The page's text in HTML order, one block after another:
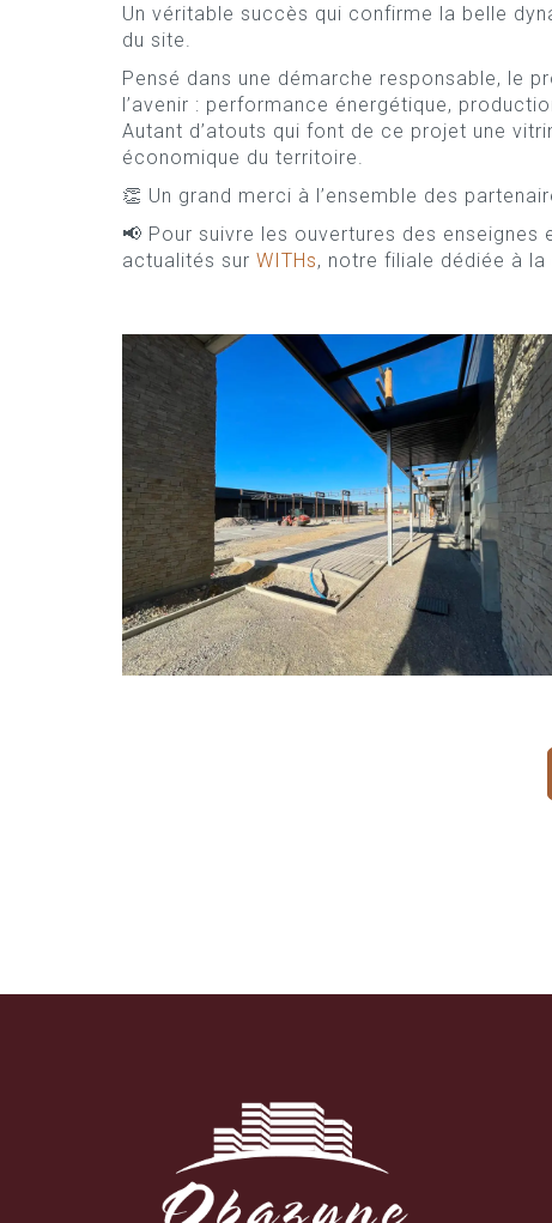
Un véritable succès qui confirme la belle
du site.
Pensé dans une démarche responsable, le
l’avenir : performance énergétique,
Autant d’atouts qui font de ce projet une
économique du territoire.
👏 Un grand merci à l’ensemble des
📢 Pour suivre les ouvertures des
actualités surWITHs, notre filiale dédiée à